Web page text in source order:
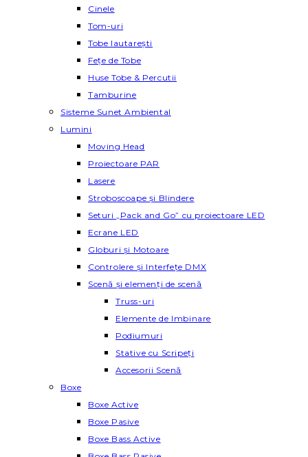
Cinele
Tom-uri
Tobe lautareşti
Fețe de Tobe
Huse Tobe & Percutii
Tamburine
Sisteme Sunet Ambiental
Lumini
Moving Head
Proiectoare PAR
Lasere
Stroboscoape și Blindere
Seturi „Pack and Go” cu proiectoare LED
Ecrane LED
Globuri și Motoare
Controlere și Interfețe DMX
Scenă și elemenți de scenă
Truss-uri
Elemente de Imbinare
Podiumuri
Stative cu Scripeți
Accesorii Scenă
Boxe
Boxe Active
Boxe Pasive
Boxe Bass Active